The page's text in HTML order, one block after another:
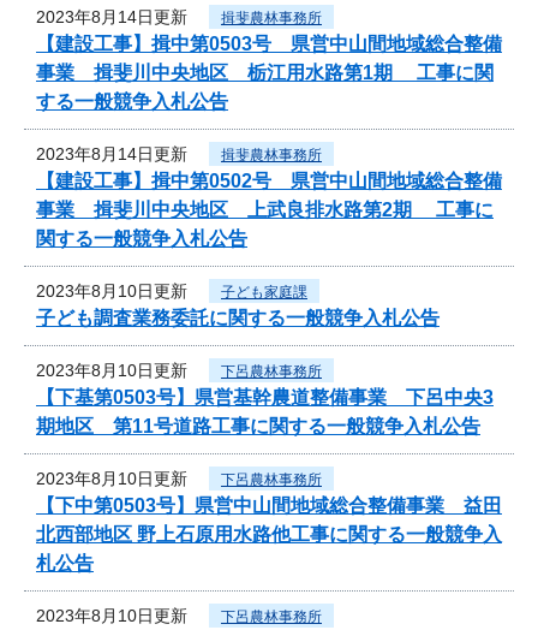
2023年8月14日更新 揖斐農林事務所
【建設工事】揖中第0503号 県営中山間地域総合整備
事業 揖斐川中央地区 栃江用水路第1期 工事に関
する一般競争入札公告
2023年8月14日更新 揖斐農林事務所
【建設工事】揖中第0502号 県営中山間地域総合整備
事業 揖斐川中央地区 上武良排水路第2期 工事に
関する一般競争入札公告
2023年8月10日更新 子ども家庭課
子ども調査業務委託に関する一般競争入札公告
2023年8月10日更新 下呂農林事務所
【下基第0503号】県営基幹農道整備事業 下呂中央3
期地区 第11号道路工事に関する一般競争入札公告
2023年8月10日更新 下呂農林事務所
【下中第0503号】県営中山間地域総合整備事業 益田
北西部地区 野上石原用水路他工事に関する一般競争入
札公告
2023年8月10日更新 下呂農林事務所